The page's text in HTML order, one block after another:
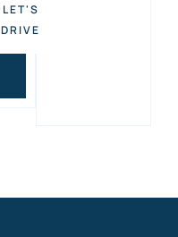
LET'S
DRIVE